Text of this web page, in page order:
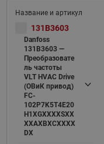
131B3603
Danfoss
131B3603 —
Преобразовате
ль частоты
VLT HVAC Drive
(ОВиК привод)
FC-
102P7K5T4E20
H1XGXXXXSXX
XXAXBXCXXXX
DX